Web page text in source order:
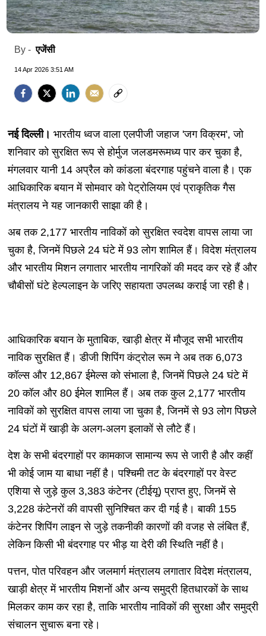
By -एजेंसी
14 Apr 2026 3:51 AM
नई दिल्ली। भारतीय ध्वज वाला एलपीजी जहाज 'जग विक्रम', जो
शनिवार को सुरक्षित रूप से होर्मुज जलडमरूमध्य पार कर चुका है,
मंगलवार यानी 14 अप्रैल को कांडला बंदरगाह पहुंचने वाला है। एक
आधिकारिक बयान में सोमवार को पेट्रोलियम एवं प्राकृतिक गैस
मंत्रालय ने यह जानकारी साझा की है।
अब तक 2,177 भारतीय नाविकों को सुरक्षित स्वदेश वापस लाया जा
चुका है, जिनमें पिछले 24 घंटे में 93 लोग शामिल हैं। विदेश मंत्रालय
और भारतीय मिशन लगातार भारतीय नागरिकों की मदद कर रहे हैं और
चौबीसों घंटे हेल्पलाइन के जरिए सहायता उपलब्ध कराई जा रही है।
आधिकारिक बयान के मुताबिक, खाड़ी क्षेत्र में मौजूद सभी भारतीय
नाविक सुरक्षित हैं। डीजी शिपिंग कंट्रोल रूम ने अब तक 6,073
कॉल्स और 12,867 ईमेल्स को संभाला है, जिनमें पिछले 24 घंटे में
20 कॉल और 80 ईमेल शामिल हैं। अब तक कुल 2,177 भारतीय
नाविकों को सुरक्षित वापस लाया जा चुका है, जिनमें से 93 लोग पिछले
24 घंटों में खाड़ी के अलग-अलग इलाकों से लौटे हैं।
देश के सभी बंदरगाहों पर कामकाज सामान्य रूप से जारी है और कहीं
भी कोई जाम या बाधा नहीं है। पश्चिमी तट के बंदरगाहों पर वेस्ट
एशिया से जुड़े कुल 3,383 कंटेनर (टीईयू) प्राप्त हुए, जिनमें से
3,228 कंटेनरों की वापसी सुनिश्चित कर दी गई है। बाकी 155
कंटेनर शिपिंग लाइन से जुड़े तकनीकी कारणों की वजह से लंबित हैं,
लेकिन किसी भी बंदरगाह पर भीड़ या देरी की स्थिति नहीं है।
पत्तन, पोत परिवहन और जलमार्ग मंत्रालय लगातार विदेश मंत्रालय,
खाड़ी क्षेत्र में भारतीय मिशनों और अन्य समुद्री हितधारकों के साथ
मिलकर काम कर रहा है, ताकि भारतीय नाविकों की सुरक्षा और समुद्री
संचालन सुचारू बना रहे।